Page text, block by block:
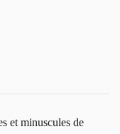
et minuscules de